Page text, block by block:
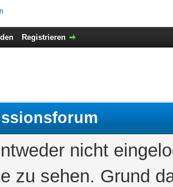
Registrieren
nicht
zu sehen. Grund